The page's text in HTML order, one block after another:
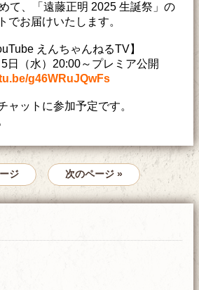
て、「遠藤正明 2025 生誕祭」の
でお届けいたします。
えんちゃんねるTV】
日（水）20:00～プレミア公開
g46WRuJQwFs
ャットに参加予定です。
ジ 次のページ »